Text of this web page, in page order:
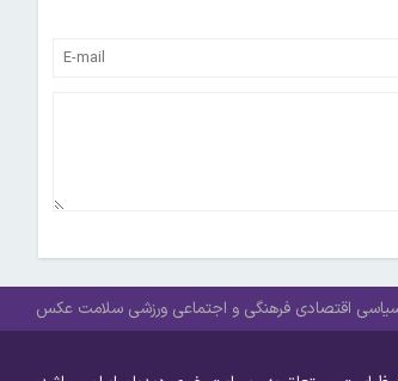
اقتصادی فرهنگی و اجتماعی ورزشی سلامت عکس